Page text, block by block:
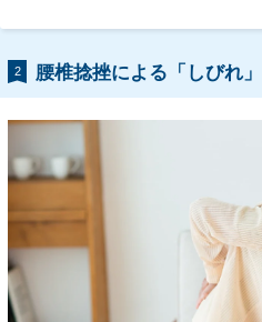
2 腰椎捻挫による「しびれ